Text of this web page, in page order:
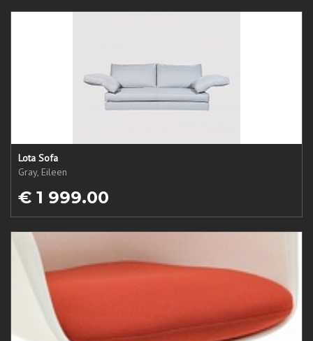
Lota Sofa
Gray, Eileen
€ 1 999.00